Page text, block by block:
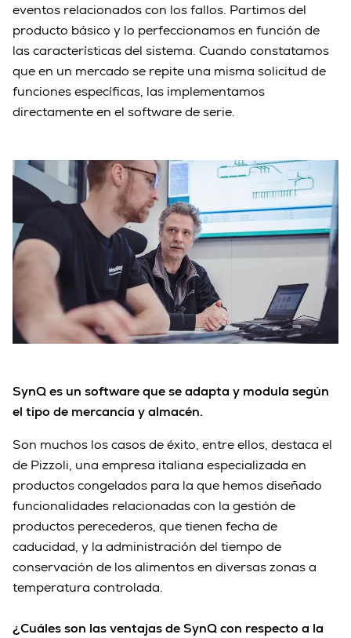
eventos relacionados con los fallos. Partimos del
producto básico y lo perfeccionamos en función de
las características del sistema. Cuando constatamos
que en un mercado se repite una misma solicitud de
funciones específicas, las implementamos
directamente en el software de serie.
SynQ es un software que se adapta y modula según
el tipo de mercancía y almacén.
Son muchos los casos de éxito, entre ellos, destaca el
de Pizzoli, una empresa italiana especializada en
productos congelados para la que hemos diseñado
funcionalidades relacionadas con la gestión de
productos perecederos, que tienen fecha de
caducidad, y la administración del tiempo de
conservación de los alimentos en diversas zonas a
temperatura controlada.
¿Cuáles son las ventajas de SynQ con respecto a la